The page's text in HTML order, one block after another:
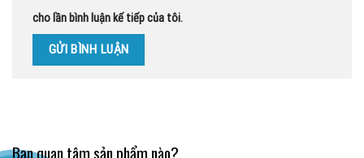
cho lần bình luận kế tiếp của tôi.
Bạn quan tâm sản phẩm nào?